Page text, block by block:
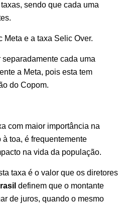
sendo que cada uma
Meta e a taxa Selic Over.
cada uma
a Meta, pois esta tem
do Copom.
com maior importância na
toa, é frequentemente
na vida da população.
taxa é o valor que os diretores
definem que o montante
de juros, quando o mesmo